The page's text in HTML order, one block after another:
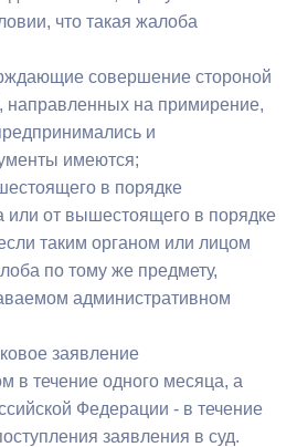
что такая жалоба
совершение стороной
направленных на примирение,
и
имеются;
в порядке
или от вышестоящего в порядке
таким органом или лицом
по тому же предмету,
административном
заявление
в течение одного месяца, а
Федерации - в течение
заявления в суд.